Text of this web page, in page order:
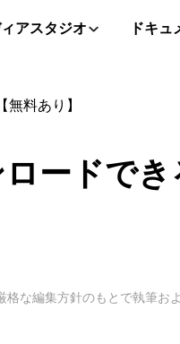
アスタジオ ドキュ
料あり】
ードでき
な編集方針のもとで執筆お